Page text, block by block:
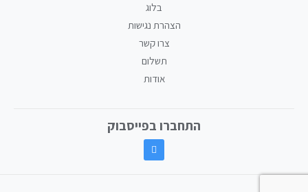
בלוג
הצהרת נגישות
צרו קשר
תשלום
אודות
התחברו בפייסבוק